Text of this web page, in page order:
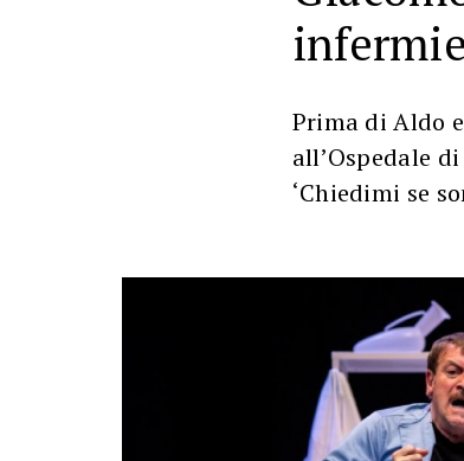
Prima di Aldo
all’Ospedale
‘Chiedimi se